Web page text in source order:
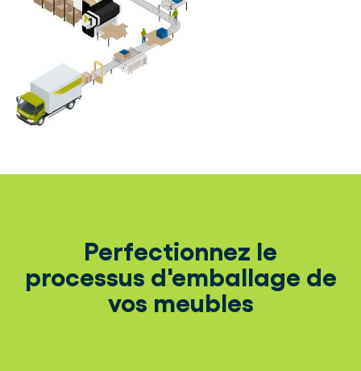
Perfectionnez le
processus d'emballage de
vos meubles